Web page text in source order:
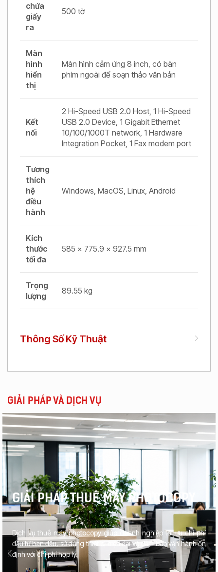
chứa
giấy
ra
500 tờ
Màn
hình
hiển
thị
Màn hình cảm ứng 8 inch, có bàn
phím ngoài để soạn thảo văn bản
Kết
nối
2 Hi-Speed USB 2.0 Host, 1 Hi-Speed
USB 2.0 Device, 1 Gigabit Ethernet
10/100/1000T network, 1 Hardware
Integration Pocket, 1 Fax modem port
Tương
thích
hệ
điều
hành
Windows, MacOS, Linux, Android
Kích
thước
tối đa
585 x 775.9 x 927.5 mm
Trọng
lượng
89.55 kg
Thông Số Kỹ Thuật
GIẢI PHÁP VÀ DỊCH VỤ
GIẢI PHÁP THUÊ MÁY PHOTOCOPY
Dịch vụ thuê máy photocopy giúp doanh nghiệp tối ưu chi phí
đầu tư ban đầu, sử dụng thiết bị hiện đại và đảm bảo vận hành ổn
định với chi phí hợp lý.